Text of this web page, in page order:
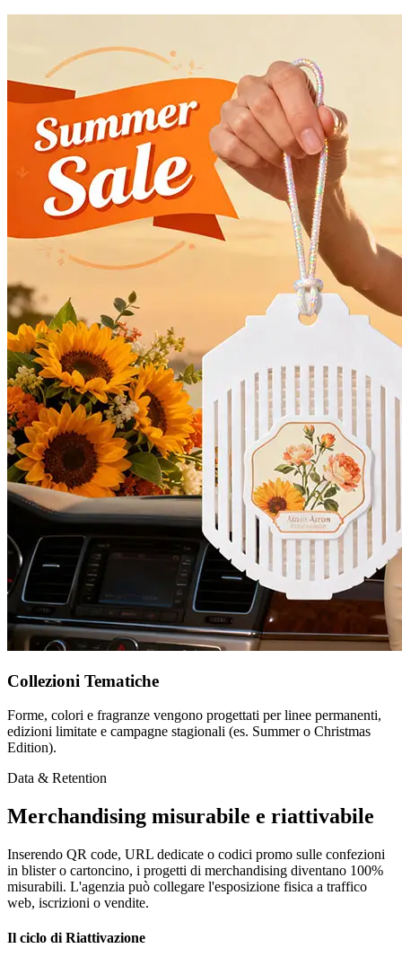
Collezioni Tematiche
Forme, colori e fragranze vengono progettati per linee permanenti,
edizioni limitate e campagne stagionali (es. Summer o Christmas
Edition).
Data & Retention
Merchandising misurabile e riattivabile
Inserendo QR code, URL dedicate o codici promo sulle confezioni
in blister o cartoncino, i progetti di merchandising diventano 100%
misurabili. L'agenzia può collegare l'esposizione fisica a traffico
web, iscrizioni o vendite.
Il ciclo di Riattivazione